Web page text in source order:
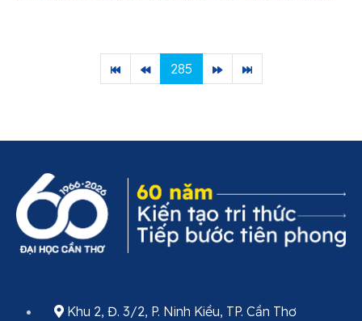
285
Khu 2, Đ. 3/2, P. Ninh Kiều, TP. Cần Thơ